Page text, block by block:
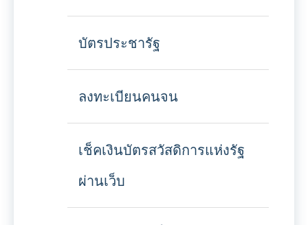
บัตรประชารัฐ
ลงทะเบียนคนจน
เช็คเงินบัตรสวัสดิการแห่งรัฐ
ผ่านเว็บ